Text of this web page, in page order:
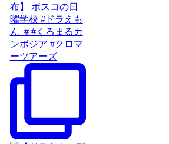
布】 ボスコの日
曜学校 #ドラえも
ん ＃#くろまるカ
ンボジア #クロマ
ーツアーズ